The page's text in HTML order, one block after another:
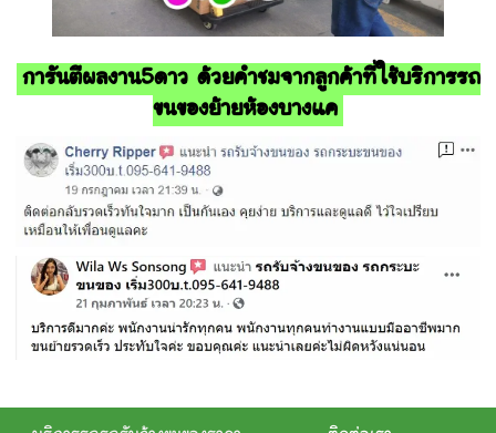
การันตีผลงาน5ดาว ด้วยคำชมจากลูกค้าที่ใช้บริการรถ
ขนของย้ายห้องบางแค